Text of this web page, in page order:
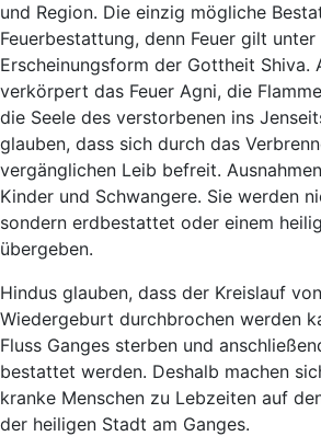
und Region. Die einzig mögliche
Feuerbestattung, denn Feuer gilt
Erscheinungsform der Gottheit Shiva.
verkörpert das Feuer Agni, die
die Seele des verstorbenen ins
glauben, dass sich durch das
vergänglichen Leib befreit.
Kinder und Schwangere. Sie werden
sondern erdbestattet oder einem
übergeben.
Hindus glauben, dass der Kreislauf
Wiedergeburt durchbrochen werden
Fluss Ganges sterben und
bestattet werden. Deshalb machen
kranke Menschen zu Lebzeiten auf
der heiligen Stadt am Ganges.